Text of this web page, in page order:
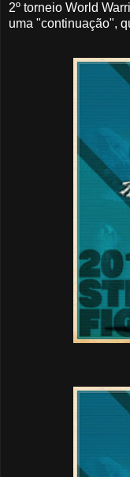
2º torneio World
uma "continuação",